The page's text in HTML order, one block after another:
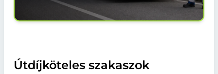
Útdíjköteles szakaszok